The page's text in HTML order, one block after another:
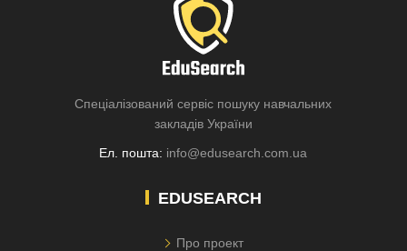
Спеціалізований сервіс пошуку навчальних
закладів України
Ел. пошта: info@edusearch.com.ua
EDUSEARCH
Про проект